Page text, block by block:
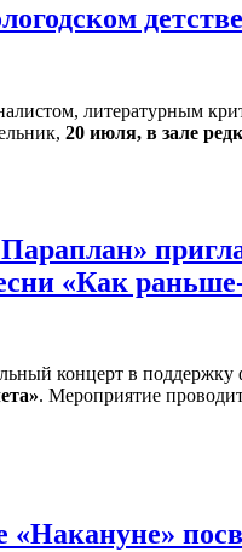
литературным
20 июля, в зале
«Как
. Мероприятие